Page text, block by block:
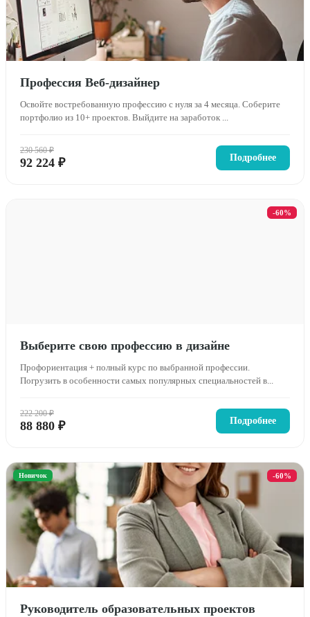
Профессия Веб-дизайнер
Освойте востребованную профессию с нуля за 4 месяца. Соберите
портфолио из 10+ проектов. Выйдите на заработок ...
230 560 ₽
92 224 ₽ Подробнее
-60%
Выберите свою профессию в дизайне
Профориентация + полный курс по выбранной профессии.
Погрузить в особенности самых популярных специальностей в...
222 200 ₽
88 880 ₽ Подробнее
-60%
Новичок
Руководитель образовательных проектов